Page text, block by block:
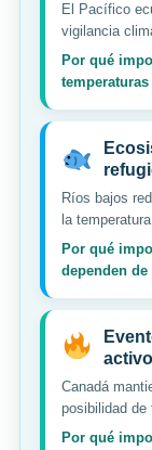
El Pacífico
vigilancia
Por qué
Ríos bajos
la
Por qué
dependen
Canadá
posibilidad de
Por qué